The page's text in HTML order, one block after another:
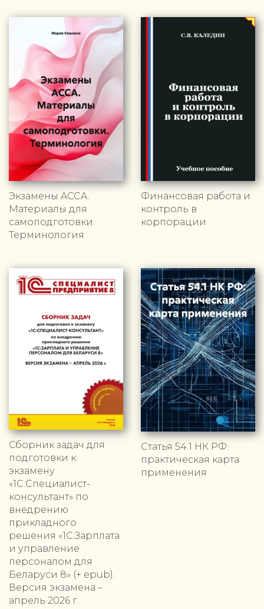
Экзамены ACCA.
Материалы для
самоподготовки.
Терминология
Финансовая работа и
контроль в
корпорации
Сборник задач для
подготовки к
экзамену
«1С:Специалист-
консультант» по
внедрению
прикладного
решения «1С:Зарплата
и управление
персоналом для
Беларуси 8» (+ epub).
Версия экзамена –
апрель 2026 г.
Статья 54.1 НК РФ:
практическая карта
применения